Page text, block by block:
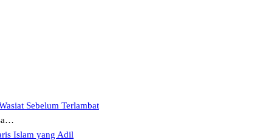
Sebelum Terlambat
Islam yang Adil